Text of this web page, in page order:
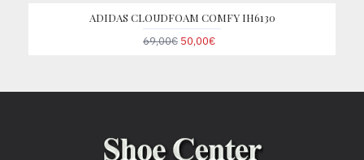
ADIDAS CLOUDFOAM COMFY IH6130
69,00€ 50,00€